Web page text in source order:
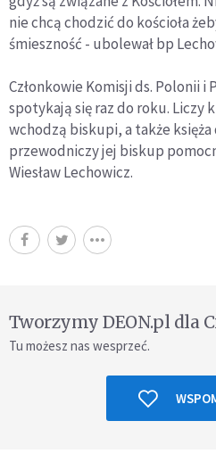
nie chcą chodzić do kościoła
śmieszność - ubolewał bp
Członkowie Komisji ds. Polonii i
spotykają się raz do roku. Liczy
wchodzą biskupi, a także
przewodniczy jej biskup
Wiesław Lechowicz.
Tworzymy DEON.pl dla
Tu możesz nas wesprzeć.